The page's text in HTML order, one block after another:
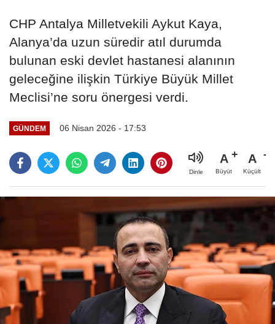
CHP Antalya Milletvekili Aykut Kaya,
Alanya’da uzun süredir atıl durumda
bulunan eski devlet hastanesi alanının
geleceğine ilişkin Türkiye Büyük Millet
Meclisi’ne soru önergesi verdi.
GÜNDEM 06 Nisan 2026 - 17:53
Dinle
A
Büyüt
A
Küçült